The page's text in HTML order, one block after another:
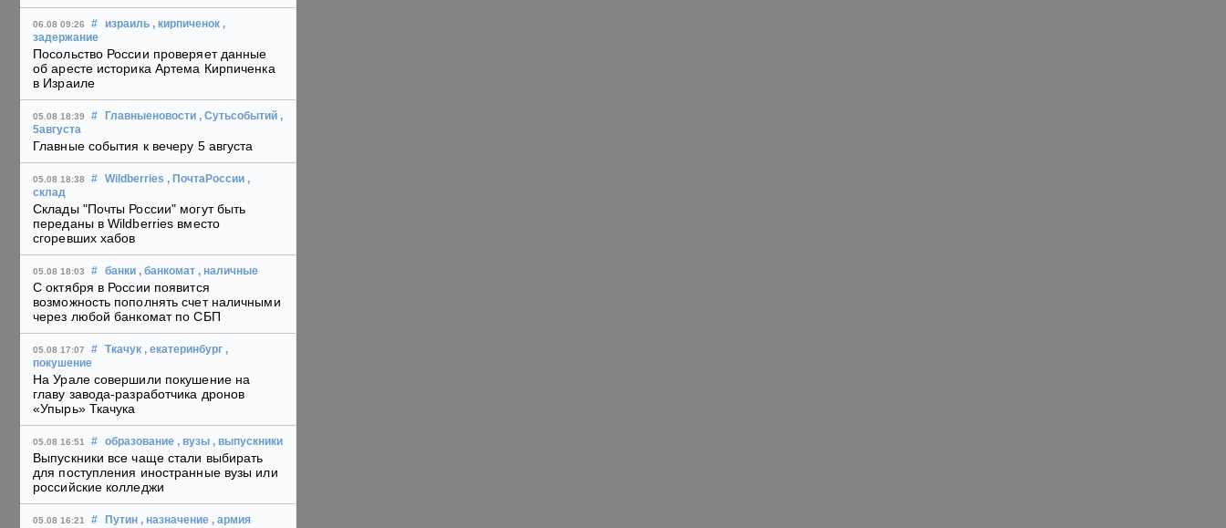
06.08 09:26 # израиль , кирпиченок ,
задержание
Посольство России проверяет данные
об аресте историка Артема Кирпиченка
в Израиле
05.08 18:39 # Главныеновости , Сутьсобытий ,
5августа
Главные события к вечеру 5 августа
05.08 18:38 # Wildberries , ПочтаРоссии ,
склад
Склады "Почты России" могут быть
переданы в Wildberries вместо
сгоревших хабов
05.08 18:03 # банки , банкомат , наличные
С октября в России появится
возможность пополнять счет наличными
через любой банкомат по СБП
05.08 17:07 # Ткачук , екатеринбург ,
покушение
На Урале совершили покушение на
главу завода-разработчика дронов
«Упырь» Ткачука
05.08 16:51 # образование , вузы , выпускники
Выпускники все чаще стали выбирать
для поступления иностранные вузы или
российские колледжи
05.08 16:21 # Путин , назначение , армия